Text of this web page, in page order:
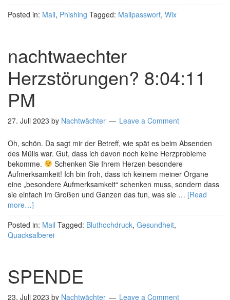
Posted in: Mail, Phishing Tagged: Mailpasswort, Wix
nachtwaechter
Herzstörungen? 8:04:11
PM
27. Juli 2023 by Nachtwächter Leave a Comment
Oh, schön. Da sagt mir der Betreff, wie spät es beim Absenden
des Mülls war. Gut, dass ich davon noch keine Herzprobleme
bekomme.
Schenken Sie Ihrem Herzen besondere
Aufmerksamkeit! Ich bin froh, dass ich keinem meiner Organe
eine „besondere Aufmerksamkeit“ schenken muss, sondern dass
sie einfach im Großen und Ganzen das tun, was sie … [Read
more…]
Posted in: Mail Tagged: Bluthochdruck, Gesundheit,
Quacksalberei
SPENDE
23. Juli 2023 by Nachtwächter Leave a Comment